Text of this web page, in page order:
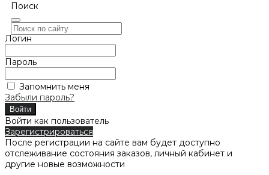
Поиск
Логин
Пароль
Запомнить меня
Забыли пароль?
Войти как пользователь
Зарегистрироваться
После регистрации на сайте вам будет доступно
отслеживание состояния заказов, личный кабинет и
другие новые возможности